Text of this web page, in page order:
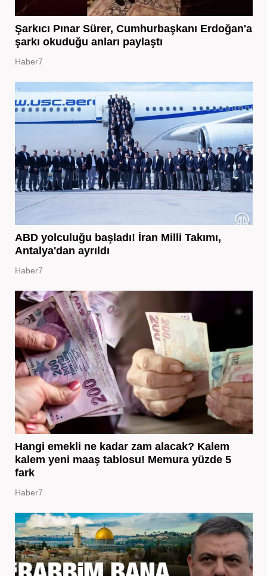
Şarkıcı Pınar Sürer, Cumhurbaşkanı Erdoğan'a
şarkı okuduğu anları paylaştı
Haber7
ABD yolculuğu başladı! İran Milli Takımı,
Antalya'dan ayrıldı
Haber7
Hangi emekli ne kadar zam alacak? Kalem
kalem yeni maaş tablosu! Memura yüzde 5
fark
Haber7